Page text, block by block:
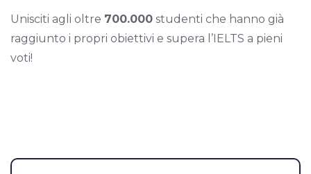
Unisciti agli oltre 700.000studenti che hanno già
raggiunto i propri obiettivi e supera l’IELTS a pieni
voti!